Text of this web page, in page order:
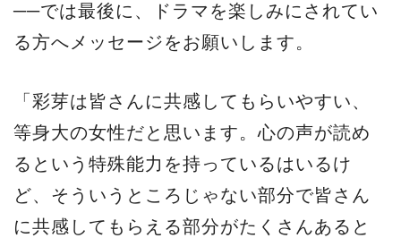
──では最後に、ドラマを楽しみにされてい
る方へメッセージをお願いします。
「彩芽は皆さんに共感してもらいやすい、
等身大の女性だと思います。心の声が読め
るという特殊能力を持っているはいるけ
ど、そういうところじゃない部分で皆さん
に共感してもらえる部分がたくさんあると